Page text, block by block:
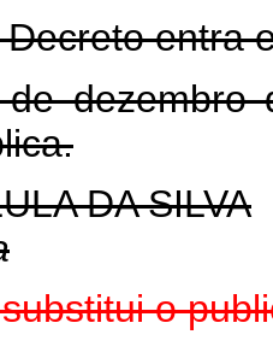
entra
dezembro
DA SILVA
o